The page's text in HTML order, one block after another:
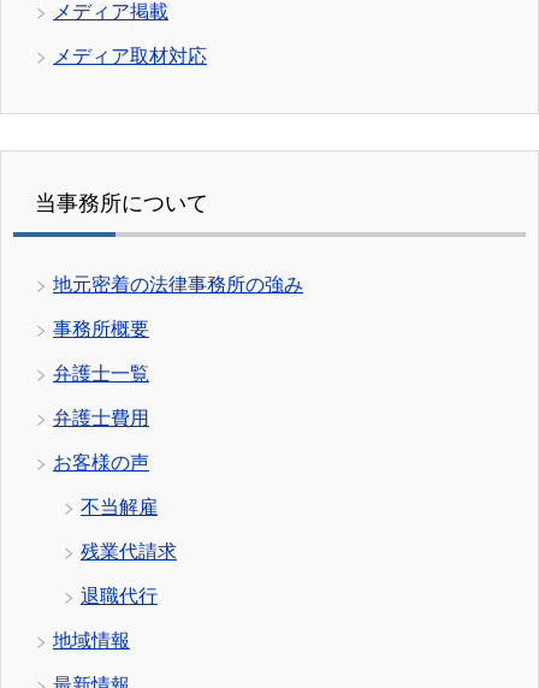
メディア掲載
メディア取材対応
当事務所について
地元密着の法律事務所の強み
事務所概要
弁護士一覧
弁護士費用
お客様の声
不当解雇
残業代請求
退職代行
地域情報